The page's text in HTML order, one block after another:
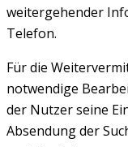
weitergehender
Telefon.
Für die
notwendige
der Nutzer seine
Absendung der